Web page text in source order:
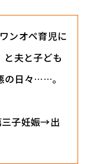
ンオペ育児に
夫と子ども
の日々……。
三子妊娠→出